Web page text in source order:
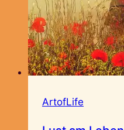
ArtofLife